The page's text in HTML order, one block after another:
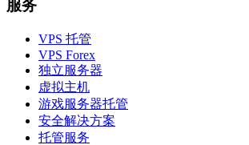
服务
VPS 托管
VPS Forex
独立服务器
虚拟主机
游戏服务器托管
安全解决方案
托管服务